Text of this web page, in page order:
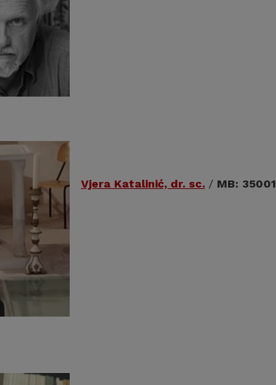
Vjera Katalinić, dr. sc. / MB: 35001